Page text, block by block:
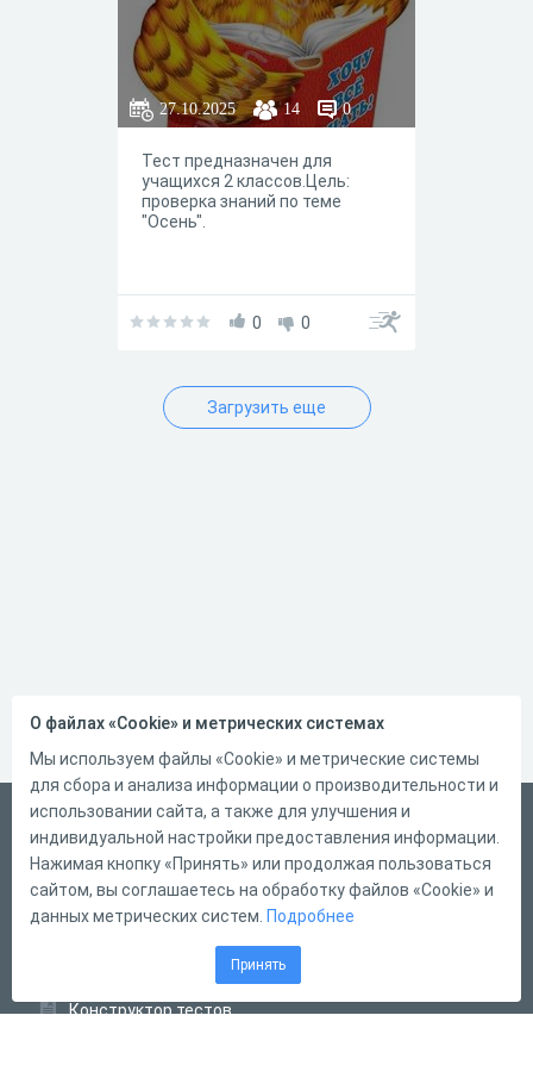
27.10.2025 14 0
Тест предназначен для
учащихся 2 классов.Цель:
проверка знаний по теме
"Осень".
0 0
Загрузить еще
Русский
Справка
Форма обратной связи
Конструктор тестов
О файлах «Cookie» и метрических системах
Мы используем файлы «Cookie» и метрические системы
для сбора и анализа информации о производительности и
использовании сайта, а также для улучшения и
индивидуальной настройки предоставления информации.
Нажимая кнопку «Принять» или продолжая пользоваться
сайтом, вы соглашаетесь на обработку файлов «Cookie» и
данных метрических систем. Подробнее
Принять